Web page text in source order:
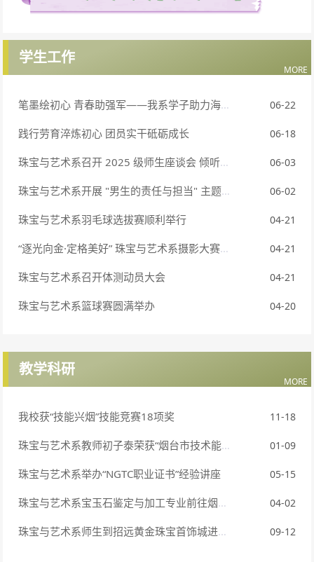
学生工作
MORE
笔墨绘初心 青春助强军——我系学子助力海警部队绘制“四常”主题板报 06-22
践行劳育淬炼初心 团员实干砥砺成长 06-18
珠宝与艺术系召开 2025 级师生座谈会 倾听心声共促成长 06-03
珠宝与艺术系开展 "男生的责任与担当" 主题座谈会 06-02
珠宝与艺术系羽毛球选拔赛顺利举行 04-21
“逐光向金·定格美好” 珠宝与艺术系摄影大赛圆满落幕 04-21
珠宝与艺术系召开体测动员大会 04-21
珠宝与艺术系篮球赛圆满举办 04-20
教学科研
MORE
我校获“技能兴烟”技能竞赛18项奖 11-18
珠宝与艺术系教师初子泰荣获“烟台市技术能手”称号 01-09
珠宝与艺术系举办“NGTC职业证书”经验讲座 05-15
珠宝与艺术系宝玉石鉴定与加工专业前往烟台珠宝玉石展会调研学习 04-02
珠宝与艺术系师生到招​远黄金珠宝首饰城进行课内实践活动 09-12